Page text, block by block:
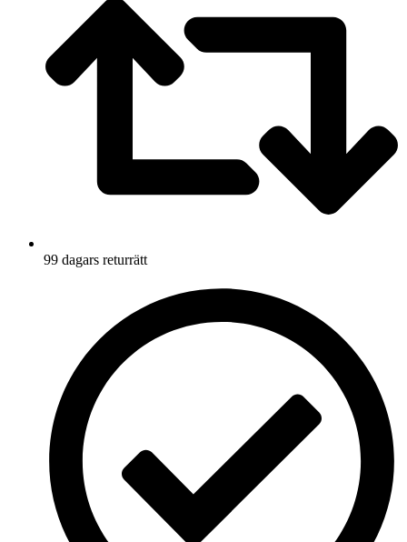
99 dagars returrätt